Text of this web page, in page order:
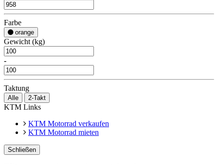
Farbe
orange
Gewicht (kg)
-
Taktung
Alle 2-Takt
KTM Links
KTM Motorrad verkaufen
KTM Motorrad mieten
Schließen